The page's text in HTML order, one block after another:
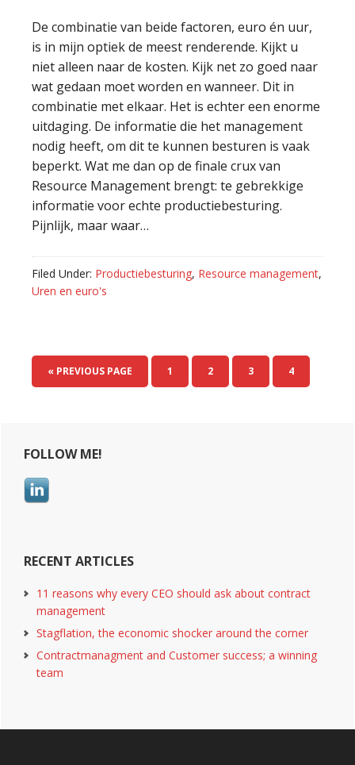
De combinatie van beide factoren, euro én uur,
is in mijn optiek de meest renderende. Kijkt u
niet alleen naar de kosten. Kijk net zo goed naar
wat gedaan moet worden en wanneer. Dit in
combinatie met elkaar. Het is echter een enorme
uitdaging. De informatie die het management
nodig heeft, om dit te kunnen besturen is vaak
beperkt. Wat me dan op de finale crux van
Resource Management brengt: te gebrekkige
informatie voor echte productiebesturing.
Pijnlijk, maar waar…
Filed Under: Productiebesturing, Resource management,
Uren en euro's
« PREVIOUS PAGE PAGE
1 PAGE
2 PAGE
3 PAGE
4
Primary
Sidebar
FOLLOW ME!
RECENT ARTICLES
11 reasons why every CEO should ask about contract
management
Stagflation, the economic shocker around the corner
Contractmanagment and Customer success; a winning
team